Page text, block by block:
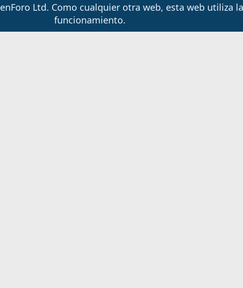
Ltd. Como cualquier otra web, esta web utiliza
funcionamiento.